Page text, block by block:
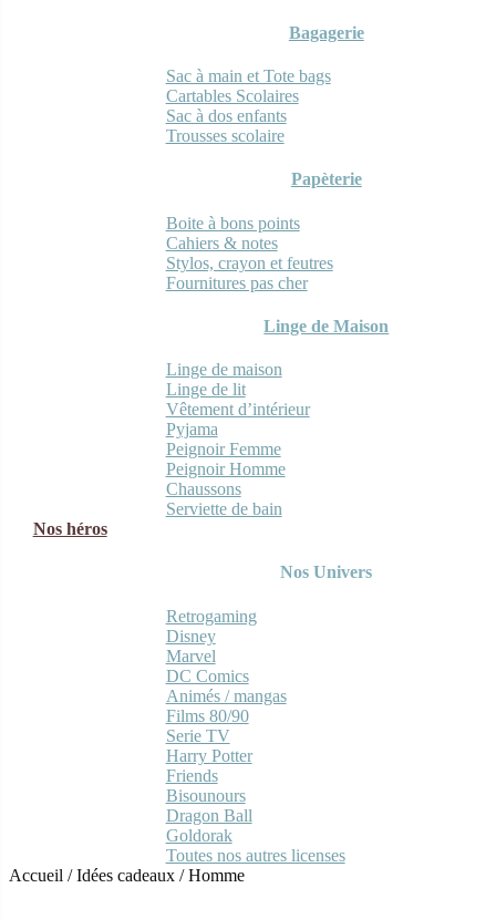
Bagagerie
Sac à main et Tote bags
Cartables Scolaires
Sac à dos enfants
Trousses scolaire
Papèterie
Boite à bons points
Cahiers & notes
Stylos, crayon et feutres
Fournitures pas cher
Linge de Maison
Linge de maison
Linge de lit
Vêtement d’intérieur
Pyjama
Peignoir Femme
Peignoir Homme
Chaussons
Serviette de bain
Nos héros
Nos Univers
Retrogaming
Disney
Marvel
DC Comics
Animés / mangas
Films 80/90
Serie TV
Harry Potter
Friends
Bisounours
Dragon Ball
Goldorak
Toutes nos autres licenses
Accueil /Idées cadeaux /Homme